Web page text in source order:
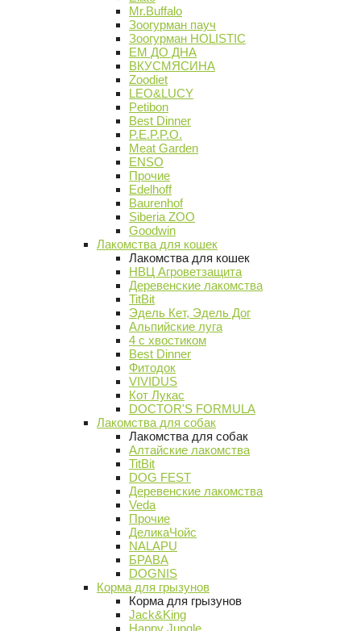
Mr.Buffalo
Зоогурман пауч
Зоогурман HOLISTIC
ЕМ ДО ДНА
ВКУСМЯСИНА
Zoodiet
LEO&LUCY
Petibon
Best Dinner
P.E.P.P.O.
Meat Garden
ENSO
Прочие
Edelhoff
Baurenhof
Siberia ZOO
Goodwin
Лакомства для кошек
Лакомства для кошек
НВЦ Агроветзащита
Деревенские лакомства
TitBit
Эдель Кет, Эдель Дог
Альпийские луга
4 с хвостиком
Best Dinner
Фитодок
VIVIDUS
Кот Лукас
DOCTOR'S FORMULA
Лакомства для собак
Лакомства для собак
Алтайские лакомства
TitBit
DOG FEST
Деревенские лакомства
Veda
Прочие
ДеликаЧойс
NALAPU
БРАВА
DOGNIS
Корма для грызунов
Корма для грызунов
Jack&King
Happy Jungle